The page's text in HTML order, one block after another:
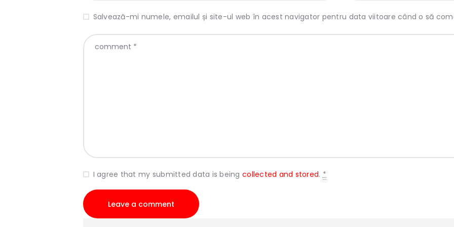
Salvează-mi numele, emailul și site-ul web în acest navigator pentru data viitoare când o să
I agree that my submitted data is being collected and stored. *